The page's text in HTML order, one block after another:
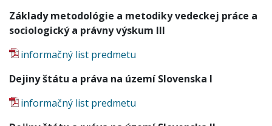
Základy metodológie a metodiky vedeckej práce a
sociologický a právny výskum III
informačný list predmetu
Dejiny štátu a práva na území Slovenska I
informačný list predmetu